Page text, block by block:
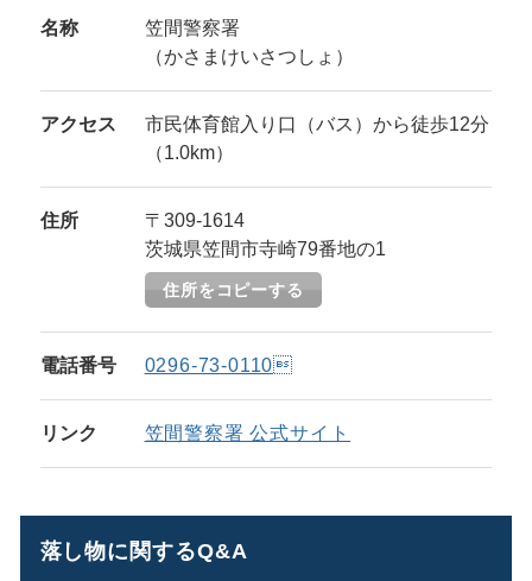
名称
笠間警察署
（かさまけいさつしょ）
アクセス
市民体育館入り口（バス）から徒歩12分
（1.0km）
住所
〒309-1614
茨城県笠間市寺崎79番地の1
住所をコピーする
電話番号 0296-73-0110
リンク 笠間警察署 公式サイト
落し物に関するQ&A